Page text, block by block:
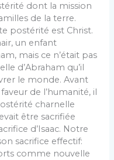
dont la mission
de la terre.
postérité est Christ.
un enfant
mais ce n’était pas
d’Abraham qu’il
le monde. Avant
de l’humanité, il
charnelle
être sacrifiée
d’Isaac. Notre
sacrifice effectif:
comme nouvelle